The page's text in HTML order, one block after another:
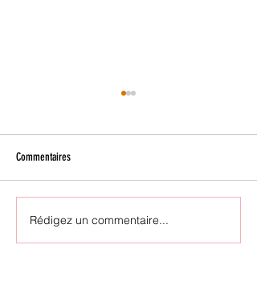
Commentaires
Rédigez un commentaire...